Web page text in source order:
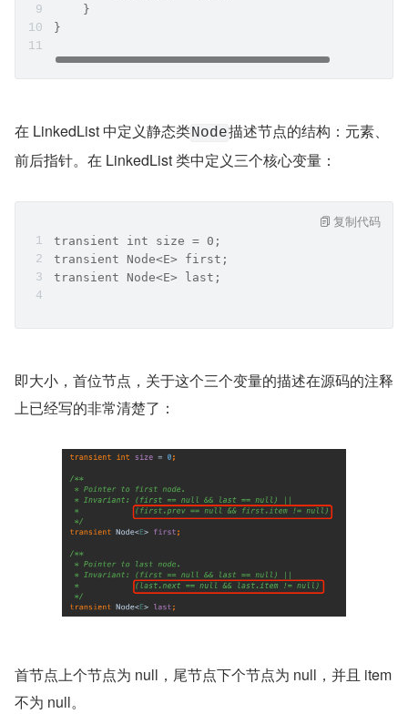
    }
}
在 LinkedList 中定义静态类Node描述节点的结构：元素、
前后指针。在 LinkedList 类中定义三个核心变量：
transient int size = 0;
transient Node<E> first;
transient Node<E> last;
复制代码
即大小，首位节点，关于这个三个变量的描述在源码的注释
上已经写的非常清楚了：
首节点上个节点为 null，尾节点下个节点为 null，并且 item
不为 null。